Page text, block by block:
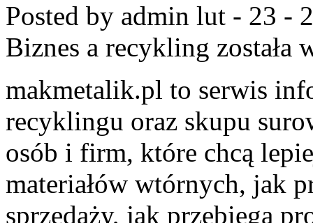
Posted by admin lut - 23 -
Biznes a recykling została
makmetalik.pl to serwis
recyklingu oraz skupu
osób i firm, które chcą
materiałów wtórnych, jak
sprzedaży, jak przebiega